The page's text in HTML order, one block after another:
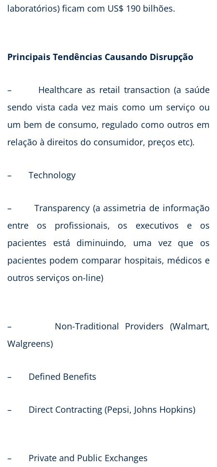
laboratórios) ficam com US$ 190 bilhões.
Principais Tendências Causando Disrupção
– Healthcare as retail transaction (a saúde
sendo vista cada vez mais como um serviço ou
um bem de consumo, regulado como outros em
relação à direitos do consumidor, preços etc).
– Technology
– Transparency (a assimetria de informação
entre os profissionais, os executivos e os
pacientes está diminuindo, uma vez que os
pacientes podem comparar hospitais, médicos e
outros serviços on-line)
– Non-Traditional Providers (Walmart,
Walgreens)
– Defined Benefits
– Direct Contracting (Pepsi, Johns Hopkins)
– Private and Public Exchanges